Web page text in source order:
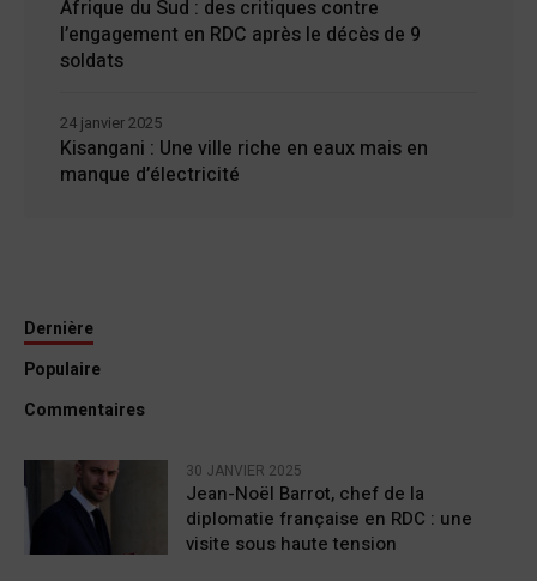
Afrique du Sud : des critiques contre
l’engagement en RDC après le décès de 9
soldats
Kisangani : Une ville riche en eaux mais en
manque d’électricité
24 janvier 2025
Dernière
Populaire
Commentaires
30 JANVIER 2025
Jean-Noël Barrot, chef de la
diplomatie française en RDC : une
visite sous haute tension